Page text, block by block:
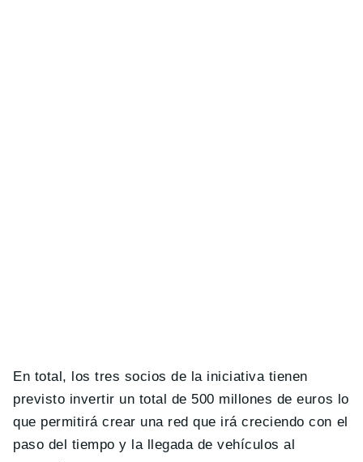
En total, los tres socios de la iniciativa tienen
previsto invertir un total de 500 millones de euros lo
que permitirá crear una red que irá creciendo con el
paso del tiempo y la llegada de vehículos al